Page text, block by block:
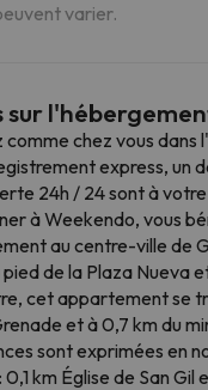
varier.
chez vous dans
express, un
24h / 24 sont à votre
à Weekendo, vous
au centre-ville de
de la Plaza Nueva
cet appartement se
et à 0,7 km du
sont exprimées en
km Église de San Gil